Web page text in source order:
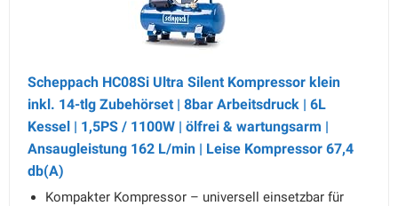
Scheppach HC08Si Ultra Silent Kompressor klein
inkl. 14-tlg Zubehörset | 8bar Arbeitsdruck | 6L
Kessel | 1,5PS / 1100W | ölfrei & wartungsarm |
Ansaugleistung 162 L/min | Leise Kompressor 67,4
db(A)
Kompakter Kompressor – universell einsetzbar für